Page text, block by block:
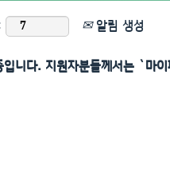
알림 생성
니다. 지원자분들께서는 `마